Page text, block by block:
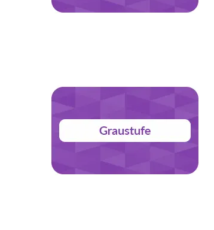
Jetzt lesen